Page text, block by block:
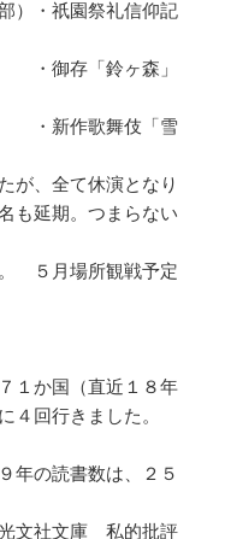
）・祇園祭礼信仰記
森」
伎「雪
が、全て休演となり
も延期。つまらない
５月場所観戦予定
１か国（直近１８年
４回行きました。
の読書数は、２５
文社文庫 私的批評